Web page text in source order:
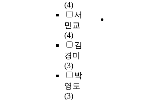
(4)
서
민교
(4)
김
경미
(3)
박
영도
(3)